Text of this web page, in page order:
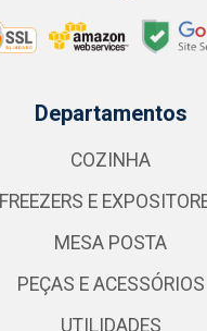
Departamentos
COZINHA
FREEZERS E
MESA POSTA
PEÇAS E ACESSÓRIOS
UTILIDADES